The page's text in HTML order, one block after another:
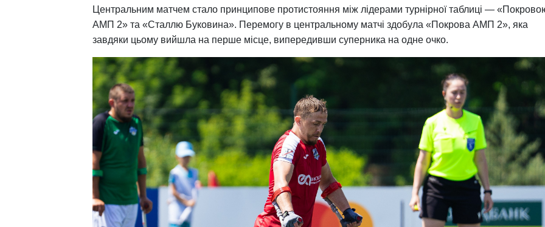
Центральним матчем стало принципове протистояння між лідерами турнірної таблиці —
АМП 2» та «Сталлю Буковина». Перемогу в центральному матчі здобула «Покрова АМП 2», яка
завдяки цьому вийшла на перше місце, випередивши суперника на одне очко.